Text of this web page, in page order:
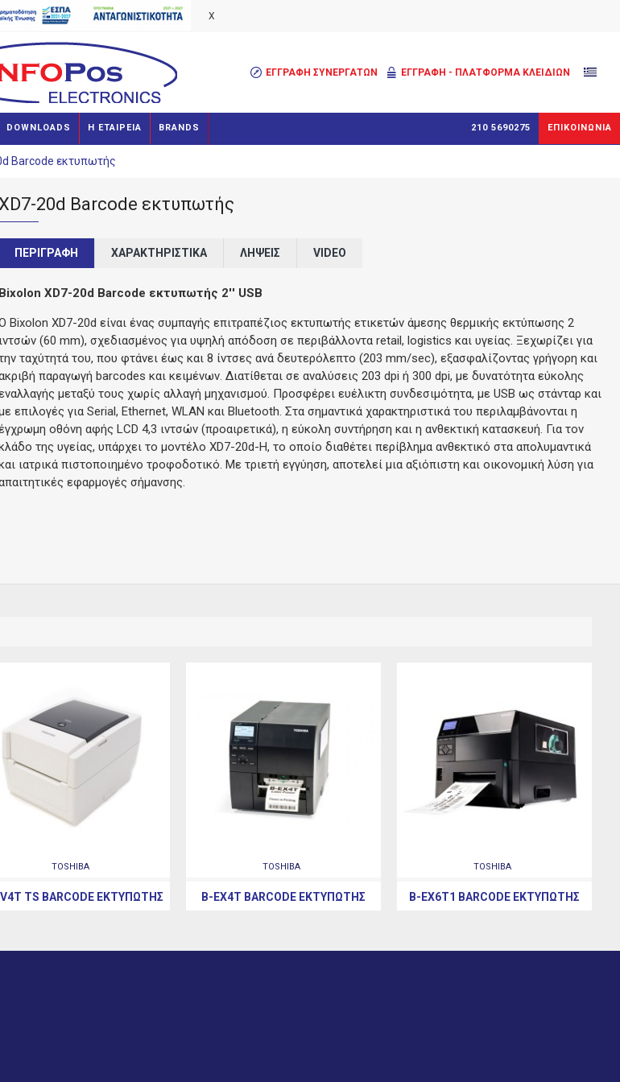
X
ΕΓΓΡΑΦΉ ΣΥΝΕΡΓΑΤΏΝ ΕΓΓΡΑΦΗ - ΠΛΑΤΦΟΡΜΑ ΚΛΕΙΔΙΩΝ
DOWNLOADS Η ΕΤΑΙΡΕΙΑ BRANDS 210 5690275 ΕΠΙΚΟΙΝΩΝΙΑ
Barcode εκτυπωτής
XD7-20d Barcode εκτυπωτής
ΠΕΡΙΓΡΑΦΉ ΧΑΡΑΚΤΗΡΙΣΤΙΚΆ ΛΉΨΕΙΣ VIDEO
Bixolon XD7-20d Barcode εκτυπωτής 2'' USB
Bixolon XD7-20d είναι ένας συμπαγής επιτραπέζιος εκτυπωτής ετικετών άμεσης θερμικής εκτύπωσης 2
ιντσών (60 mm), σχεδιασμένος για υψηλή απόδοση σε περιβάλλοντα retail, logistics και υγείας. Ξεχωρίζει για
ταχύτητά του, που φτάνει έως και 8 ίντσες ανά δευτερόλεπτο (203 mm/sec), εξασφαλίζοντας γρήγορη και
παραγωγή barcodes και κειμένων. Διατίθεται σε αναλύσεις 203 dpi ή 300 dpi, με δυνατότητα εύκολης
μεταξύ τους χωρίς αλλαγή μηχανισμού. Προσφέρει ευέλικτη συνδεσιμότητα, με USB ως στάνταρ και
επιλογές για Serial, Ethernet, WLAN και Bluetooth. Στα σημαντικά χαρακτηριστικά του περιλαμβάνονται η
οθόνη αφής LCD 4,3 ιντσών (προαιρετικά), η εύκολη συντήρηση και η ανθεκτική κατασκευή. Για τον
της υγείας, υπάρχει το μοντέλο XD7-20d-H, το οποίο διαθέτει περίβλημα ανθεκτικό στα απολυμαντικά
ιατρικά πιστοποιημένο τροφοδοτικό. Με τριετή εγγύηση, αποτελεί μια αξιόπιστη και οικονομική λύση για
εφαρμογές σήμανσης.
TOSHIBA
TS BARCODE ΕΚΤΥΠΩΤΉΣ
TOSHIBA
B-EX4T BARCODE ΕΚΤΥΠΩΤΉΣ
TOSHIBA
B-EX6T1 BARCODE ΕΚΤΥΠΩΤΉΣ